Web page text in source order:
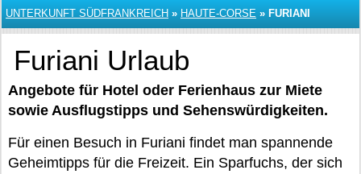
UNTERKUNFT SÜDFRANKREICH » HAUTE-CORSE » FURIANI
Furiani Urlaub
Angebote für Hotel oder Ferienhaus zur Miete
sowie Ausflugstipps und Sehenswürdigkeiten.
Für einen Besuch in Furiani findet man spannende
Geheimtipps für die Freizeit. Ein Sparfuchs, der sich